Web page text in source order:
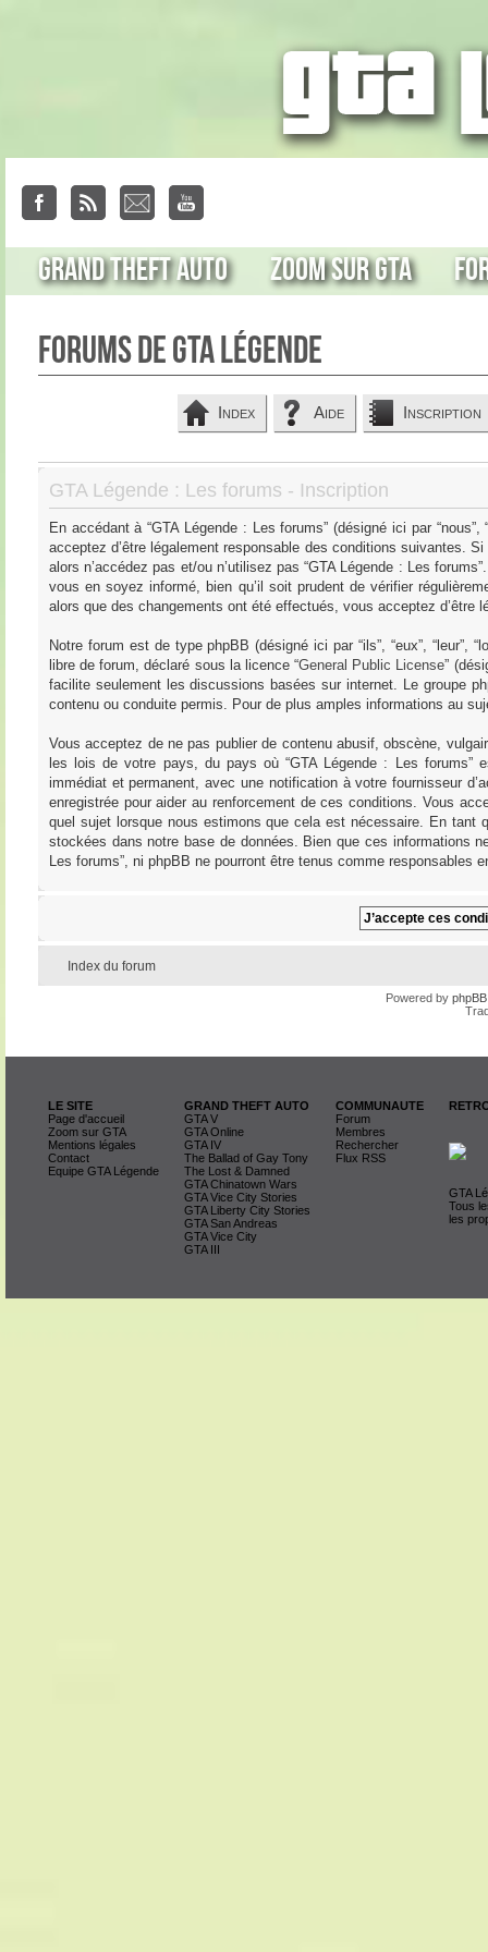
Grand Theft Auto Zoom sur GTA
Forums de GTA Légende
Index Aide Inscription
GTA Légende : Les forums - Inscription
En accédant à “GTA Légende : Les forums” (désigné ici par
acceptez d’être légalement responsable des conditions suivantes.
alors n’accédez pas et/ou n’utilisez pas “GTA Légende : Les
vous en soyez informé, bien qu’il soit prudent de vérifier
alors que des changements ont été effectués, vous acceptez
Notre forum est de type phpBB (désigné ici par “ils”, “eux”, “leur”,
libre de forum, déclaré sous la licence “General Public License”
facilite seulement les discussions basées sur internet. Le groupe
contenu ou conduite permis. Pour de plus amples informations au
Vous acceptez de ne pas publier de contenu abusif, obscène,
les lois de votre pays, du pays où “GTA Légende : Les
immédiat et permanent, avec une notification à votre fournisseur
enregistrée pour aider au renforcement de ces conditions. Vous
quel sujet lorsque nous estimons que cela est nécessaire. En tant
stockées dans notre base de données. Bien que ces informations
Les forums”, ni phpBB ne pourront être tenus comme
Index du forum
Powered by phpBB
LE SITE
Page d'accueil
Zoom sur GTA
Mentions légales
Contact
Equipe GTA Légende
GRAND THEFT AUTO
GTA V
GTA Online
GTA IV
The Ballad of Gay Tony
The Lost & Damned
GTA Chinatown Wars
GTA Vice City Stories
GTA Liberty City Stories
GTA San Andreas
GTA Vice City
GTA III
COMMUNAUTE
Forum
Membres
Rechercher
Flux RSS
GTA
Tous
les